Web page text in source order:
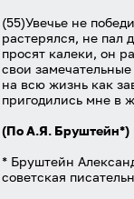
(55)Увечье не
растерялся, не пал
просят калеки, он
свои
на всю жизнь как
пригодились мне в
(По А.Я. Бруштейн*)
* Бруштейн
советская